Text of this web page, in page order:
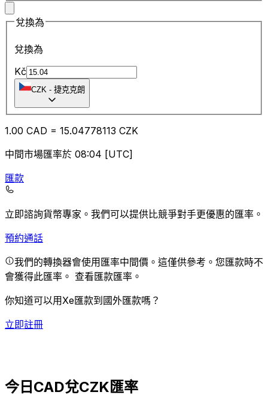
兌換為
兌換為
Kč
CZK - 捷克克朗
1.00 CAD = 15.04778113 CZK
中間市場匯率於 08:04 [UTC]
匯款
立即諮詢貨幣專家。 我們可以提供比競爭對手更優惠的匯率。
預約通話
我們的轉換器會使用匯率中間價。這僅供參考。您匯款時不
會獲得此匯率。 查看匯款匯率。
你知道可以用Xe匯款到國外匯款嗎？
立即註冊
今日CAD兌CZK匯率